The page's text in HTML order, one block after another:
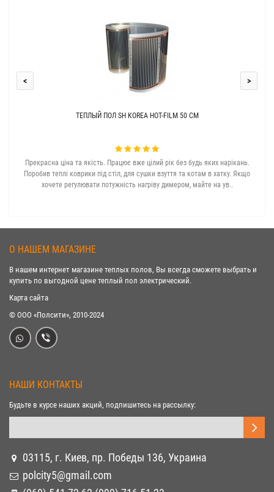
ТЕПЛЫЙ ПОЛ SH KOREA HOT-FILM 50 СМ
Прекрасна ціна та якість. Працює вже цілий рік без будь яких нарікань.
Поробив теплі коврики під стіл, для сушки взуття та котам в хатку. Якщо
хочете регулювати потужність нагріву димером, майте на ув..
< >
О НАШЕМ МАГАЗИНЕ
В нашем интернет магазине теплых полов, Вы всегда сможете выбрать и
купить по выгодной цене теплый пол электрический.
Карта сайта
© ООО «Полсити», 2010-2024
НАШИ КОНТАКТЫ
Будьте в курсе наших акций, подпишитесь на рассылку:
03115, г. Киев, пр. Победы 136, Украина
polcity5@gmail.com